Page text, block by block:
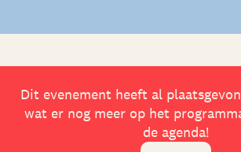
Dit evenement heeft al
wat er nog meer op het
de agenda!